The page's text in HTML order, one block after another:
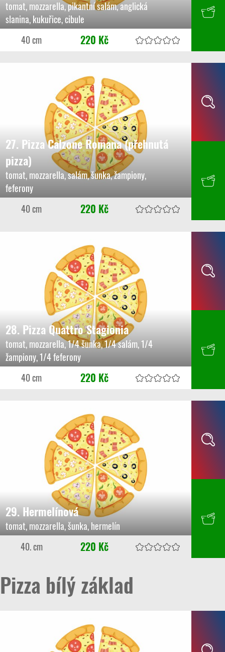
tomat, mozzarella, pikantní salám, anglická
slanina, kukuřice, cibule
40 cm
220 Kč
27. Pizza Calzone Romana (přehnutá
pizza)
tomat, mozzarella, salám, šunka, žampiony,
feferony
40 cm
220 Kč
28. Pizza Quattro Stagionia
tomat, mozzarella, 1/4 šunka, 1/4 salám, 1/4
žampiony, 1/4 feferony
40 cm
220 Kč
29. Hermelínová
tomat, mozzarella, šunka, hermelín
40. cm
220 Kč
Pizza bílý základ